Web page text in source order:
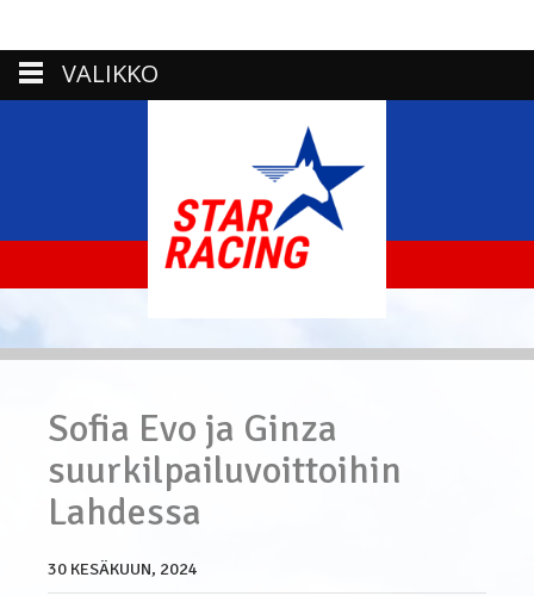
Sofia Evo ja Ginza
suurkilpailuvoittoihin
Lahdessa
30 KESÄKUUN, 2024
VALIKKO